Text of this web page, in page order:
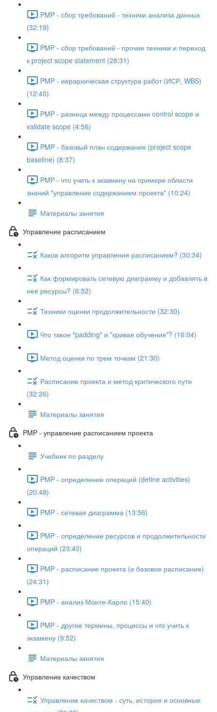
PMP - сбор требований - техники анализа данных
(32:19)
PMP - сбор требований - прочие техники и переход
к project scope statement (28:31)
PMP - иерархическая структура работ (ИСР, WBS)
(12:40)
PMP - разница между процессами control scope и
validate scope (4:56)
PMP - базовый план содержания (project scope
baseline) (8:37)
PMP - что учить к экзамену на примере области
знаний "управление содержанием проекта" (10:24)
Материалы занятия
Управление расписанием
Каков алгоритм управления расписанием? (30:34)
Как формировать сетевую диаграмму и добавлять в
нее ресурсы? (6:52)
Техники оценки продолжительности (32:30)
Что такое "padding" и "кривая обучения"? (16:04)
Метод оценки по трем точкам (21:30)
Расписание проекта и метод критического пути
(32:26)
Материалы занятия
PMP - управление расписанием проекта
Учебник по разделу
PMP - определение операций (define activities)
(20:48)
PMP - сетевая диаграмма (13:56)
PMP - определение ресурсов и продолжительности
операций (23:40)
PMP - расписание проекта (и базовое расписание)
(24:31)
PMP - анализ Монте-Карло (15:40)
PMP - другие термины, процессы и что учить к
экзамену (9:52)
Материалы занятия
Управление качеством
Управление качеством - суть, история и основные